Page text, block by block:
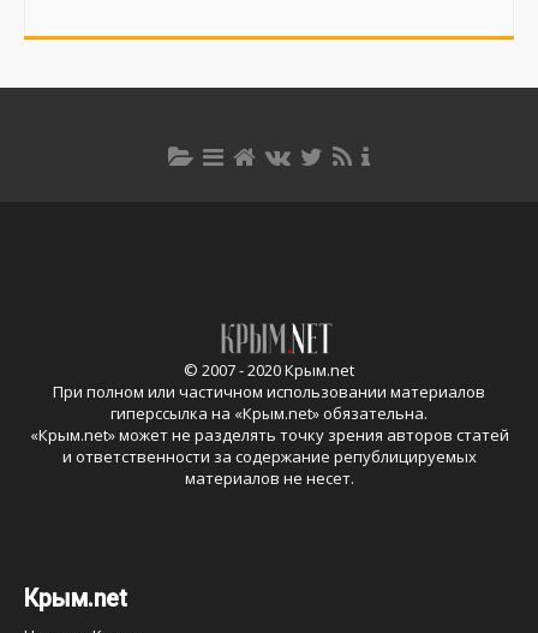
© 2007 - 2020 Крым.net
При полном или частичном использовании материалов
гиперссылка на «Крым.net» обязательна.
«Крым.net» может не разделять точку зрения авторов статей
и ответственности за содержание републицируемых
материалов не несет.
Крым.net